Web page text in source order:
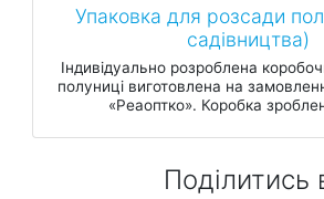
Упаковка для розсади
садівництва)
Індивідуально розроблена
полуниці виготовлена на
«Реаоптко». Коробка
Поділитись